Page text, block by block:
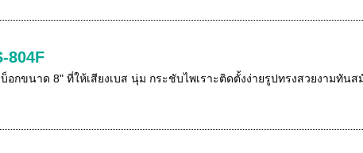
804F
บ็อกขนาด 8" ที่ให้เสียงเบส นุ่ม กระชับไพเราะติดตั้งง่ายรูปทรงสวยงามทั